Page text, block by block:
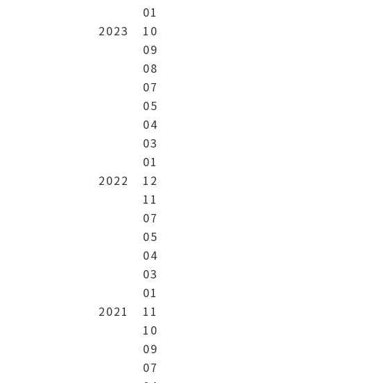
01
2023
10
09
08
07
05
04
03
01
2022
12
11
07
05
04
03
01
2021
11
10
09
07